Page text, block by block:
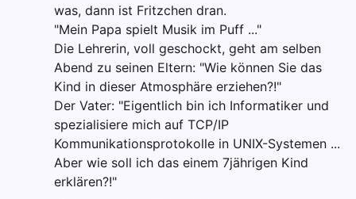
was, dann ist Fritzchen dran.
"Mein Papa spielt Musik im Puff ..."
Die Lehrerin, voll geschockt, geht am selben
Abend zu seinen Eltern: "Wie können Sie das
Kind in dieser Atmosphäre erziehen?!"
Der Vater: "Eigentlich bin ich Informatiker und
spezialisiere mich auf TCP/IP
Kommunikationsprotokolle in UNIX-Systemen ...
Aber wie soll ich das einem 7jährigen Kind
erklären?!"